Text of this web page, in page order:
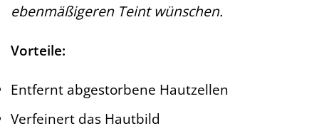
ebenmäßigeren Teint wünschen.
Vorteile:
Entfernt abgestorbene Hautzellen
Verfeinert das Hautbild